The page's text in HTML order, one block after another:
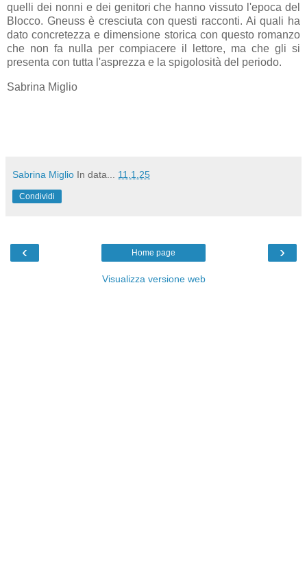
quelli dei nonni e dei genitori che hanno vissuto l'epoca del
Blocco. Gneuss è cresciuta con questi racconti. Ai quali ha
dato concretezza e dimensione storica con questo romanzo
che non fa nulla per compiacere il lettore, ma che gli si
presenta con tutta l'asprezza e la spigolosità del periodo.
Sabrina Miglio
Sabrina Miglio In data... 11.1.25
Condividi
‹ ›
Home page
Visualizza versione web